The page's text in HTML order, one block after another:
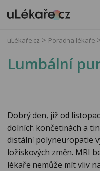
uLékaře.cz Poradna lékaře
Lumbální
Dobrý den, již od
dolních končetinách a
distální polyneuropatie
ložiskových změn. MRI
lékaře nemůže mít vliv